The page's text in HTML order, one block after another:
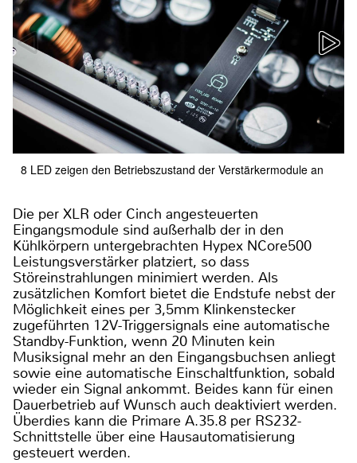
8 LED zeigen den Betriebszustand der Verstärkermodule an
Die per XLR oder Cinch angesteuerten
Eingangsmodule sind außerhalb der in den
Kühlkörpern untergebrachten Hypex NCore500
Leistungsverstärker platziert, so dass
Störeinstrahlungen minimiert werden. Als
zusätzlichen Komfort bietet die Endstufe nebst der
Möglichkeit eines per 3,5mm Klinkenstecker
zugeführten 12V-Triggersignals eine automatische
Standby-Funktion, wenn 20 Minuten kein
Musiksignal mehr an den Eingangsbuchsen anliegt
sowie eine automatische Einschaltfunktion, sobald
wieder ein Signal ankommt. Beides kann für einen
Dauerbetrieb auf Wunsch auch deaktiviert werden.
Überdies kann die Primare A.35.8 per RS232-
Schnittstelle über eine Hausautomatisierung
gesteuert werden.